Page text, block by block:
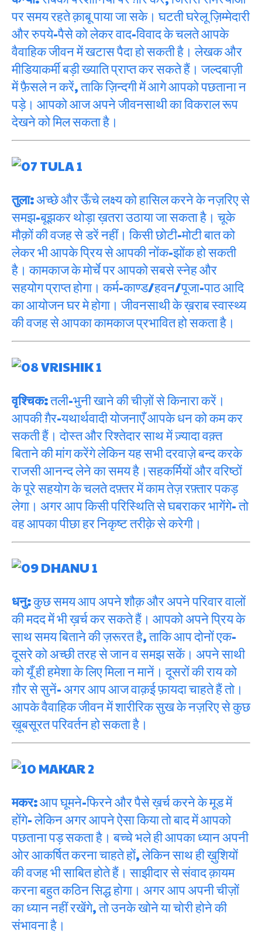
पर समय रहते क़ाबू पाया जा सके। घटती घरेलू ज़िम्मेदारी
और रुपये-पैसे को लेकर वाद-विवाद के चलते आपके
वैवाहिक जीवन में खटास पैदा हो सकती है। लेखक और
मीडियाकर्मी बड़ी ख्याति प्राप्त कर सकते हैं। जल्दबाज़ी
में फ़ैसले न करें, ताकि ज़िन्दगी में आगे आपको पछताना न
पड़े। आपको आज अपने जीवनसाथी का विकराल रूप
देखने को मिल सकता है।
तुला:अच्छे और ऊँचे लक्ष्य को हासिल करने के नज़रिए से
समझ-बूझकर थोड़ा ख़तरा उठाया जा सकता है। चूके
मौक़ों की वजह से डरें नहीं। किसी छोटी-मोटी बात को
लेकर भी आपके प्रिय से आपकी नोंक-झोंक हो सकती
है। कामकाज के मोर्चे पर आपको सबसे स्नेह और
सहयोग प्राप्त होगा। कर्म-काण्ड/हवन/पूजा-पाठ आदि
का आयोजन घर मे होगा। जीवनसाथी के ख़राब स्वास्थ्य
की वजह से आपका कामकाज प्रभावित हो सकता है।
वृश्चिक:तली-भुनी खाने की चीज़ों से किनारा करें।
आपकी ग़ैर-यथार्थवादी योजनाएँ आपके धन को कम कर
सकती हैं। दोस्त और रिश्तेदार साथ में ज़्यादा वक़्त
बिताने की मांग करेंगे लेकिन यह सभी दरवाज़े बन्द करके
राजसी आनन्द लेने का समय है।सहकर्मियों और वरिष्ठों
के पूरे सहयोग के चलते दफ़्तर में काम तेज़ रफ़्तार पकड़
लेगा। अगर आप किसी परिस्थिति से घबराकर भागेंगे- तो
वह आपका पीछा हर निकृष्ट तरीक़े से करेगी।
धनु:कुछ समय आप अपने शौक़ और अपने परिवार वालों
की मदद में भी ख़र्च कर सकते हैं। आपको अपने प्रिय के
साथ समय बिताने की ज़रूरत है, ताकि आप दोनों एक-
दूसरे को अच्छी तरह से जान व समझ सकें। अपने साथी
को यूँ ही हमेशा के लिए मिला न मानें। दूसरों की राय को
ग़ौर से सुनें- अगर आप आज वाक़ई फ़ायदा चाहते हैं तो।
आपके वैवाहिक जीवन में शारीरिक सुख के नज़रिए से कुछ
ख़ूबसूरत परिवर्तन हो सकता है।
मकर:आप घूमने-फिरने और पैसे ख़र्च करने के मूड में
होंगे- लेकिन अगर आपने ऐसा किया तो बाद में आपको
पछताना पड़ सकता है। बच्चे भले ही आपका ध्यान अपनी
ओर आकर्षित करना चाहते हों, लेकिन साथ ही ख़ुशियों
की वजह भी साबित होते हैं। साझीदार से संवाद क़ायम
करना बहुत कठिन सिद्ध होगा। अगर आप अपनी चीज़ों
का ध्यान नहीं रखेंगे, तो उनके खोने या चोरी होने की
संभावना है।